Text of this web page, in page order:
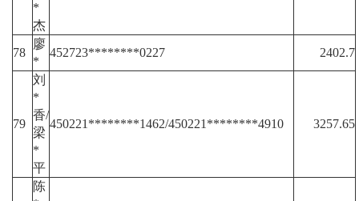
*
杰
78
廖
*
452723********0227 2402.7
79
刘
*
香/
梁
*
平
450221********1462/450221********4910 3257.65
陈